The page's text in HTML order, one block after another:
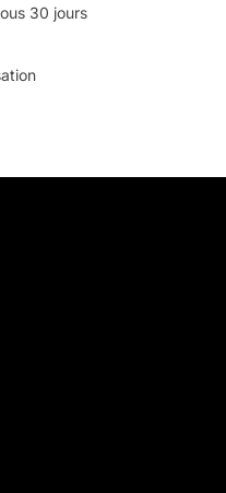
30 jours